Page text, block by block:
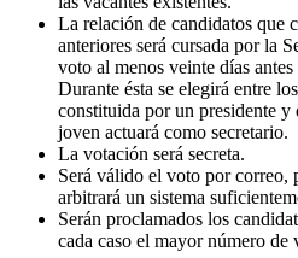
La relación de candidatos que
anteriores será cursada por la
voto al menos veinte días
Durante ésta se elegirá entre
constituida por un presidente y
joven actuará como secretario.
La votación será secreta.
Será válido el voto por correo,
arbitrará un sistema
Serán proclamados los
cada caso el mayor número de